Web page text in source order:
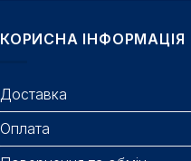
КОРИСНА ІНФОРМАЦІЯ
Доставка
Оплата